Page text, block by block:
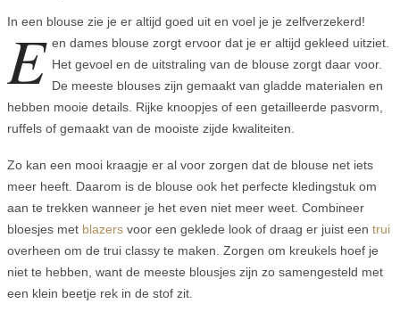
In een blouse zie je er altijd goed uit en voel je je zelfverzekerd!
E en dames blouse zorgt ervoor dat je er altijd gekleed uitziet.
Het gevoel en de uitstraling van de blouse zorgt daar voor.
De meeste blouses zijn gemaakt van gladde materialen en
hebben mooie details. Rijke knoopjes of een getailleerde pasvorm,
ruffels of gemaakt van de mooiste zijde kwaliteiten.
Zo kan een mooi kraagje er al voor zorgen dat de blouse net iets
meer heeft. Daarom is de blouse ook het perfecte kledingstuk om
aan te trekken wanneer je het even niet meer weet. Combineer
bloesjes met blazers voor een geklede look of draag er juist een trui
overheen om de trui classy te maken. Zorgen om kreukels hoef je
niet te hebben, want de meeste blousjes zijn zo samengesteld met
een klein beetje rek in de stof zit.